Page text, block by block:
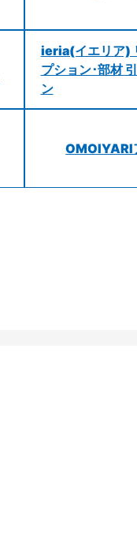
ieria(イエリア)
プション･部材
ン
OMOIYARI